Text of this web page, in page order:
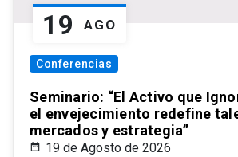
19 AGO
Conferencias
Seminario: “El Activo que
el envejecimiento redefine
mercados y estrategia”
19 de Agosto de 2026